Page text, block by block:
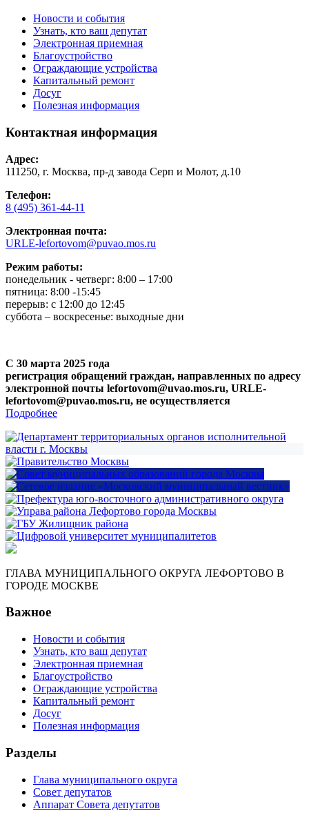
Новости и события
Узнать, кто ваш депутат
Электронная приемная
Благоустройство
Ограждающие устройства
Капитальный ремонт
Досуг
Полезная информация
Контактная информация
Адрес:
111250, г. Москва, пр-д завода Серп и Молот, д.10
Телефон:
8 (495) 361-44-11
Электронная почта:
URLE-lefortovom@puvao.mos.ru
Режим работы:
понедельник - четверг: 8:00 – 17:00
пятница: 8:00 -15:45
перерыв: с 12:00 до 12:45
суббота – воскресенье: выходные дни
С 30 марта 2025 года
регистрация обращений граждан, направленных по адресу
электронной почты lefortovom@uvao.mos.ru, URLE-
lefortovom@puvao.mos.ru, не осуществляется
Подробнее
ГЛАВА МУНИЦИПАЛЬНОГО ОКРУГА ЛЕФОРТОВО В
ГОРОДЕ МОСКВЕ
Важное
Новости и события
Узнать, кто ваш депутат
Электронная приемная
Благоустройство
Ограждающие устройства
Капитальный ремонт
Досуг
Полезная информация
Разделы
Глава муниципального округа
Совет депутатов
Аппарат Совета депутатов